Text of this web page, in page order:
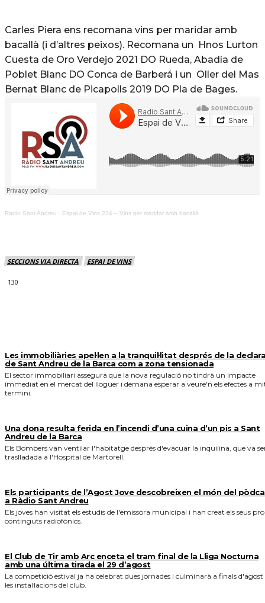
Carles Piera ens recomana vins per maridar amb
bacallà (i d’altres peixos). Recomana un Hnos Lurton
Cuesta de Oro Verdejo 2021 DO Rueda, Abadía de
Poblet Blanc DO Conca de Barberá i un Oller del Mas
Bernat Blanc de Picapolls 2019 DO Pla de Bages.
Radio Sant Andreu · Espai de Vins 234 – Vins per maridar amb bacallà
SECCIONS VIA DIRECTA ESPAI DE VINS
130
Les immobiliàries apel·len a la tranquil·litat després de la
de Sant Andreu de la Barca com a zona tensionada
El sector immobiliari assegura que la nova regulació no tindrà un impacte
immediat en el mercat del lloguer i demana esperar a veure'n els efectes a
termini.
Una dona resulta ferida en l’incendi d’una cuina d’un pis a Sant
Andreu de la Barca
Els Bombers van ventilar l'habitatge després d'evacuar la inquilina, que va
traslladada a l'Hospital de Martorell.
Els participants de l’Agost Jove descobreixen el món del
a Ràdio Sant Andreu
Els joves han visitat els estudis de l'emissora municipal i han creat els seus
continguts radiofònics.
El Club de Tir amb Arc enceta el tram final de la Lliga Nocturna
amb una última tirada el 29 d’agost
La competició estival ja ha celebrat dues jornades i culminarà a finals d'agost
les instal·lacions del club.